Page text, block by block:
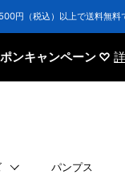
円（税込）以上で送料無料
ンペーン ♡ 詳しくは
パンプス